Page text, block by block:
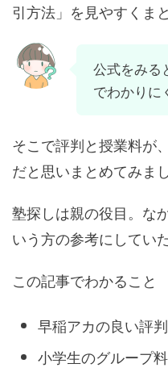
引方法」を見やすく ま
公式をみる
でわかり
そこで評判と授業料が
だと思いまとめてみまし
塾探しは親の役目。な
いう方の参考にしてい
この記事でわかること
早稲アカの良い評
小学生のグループ